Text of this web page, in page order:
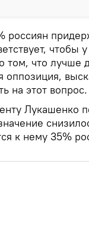
россиян
чтобы
что лучше
оппозиция,
на этот вопрос.
Лукашенко
к нему 35%